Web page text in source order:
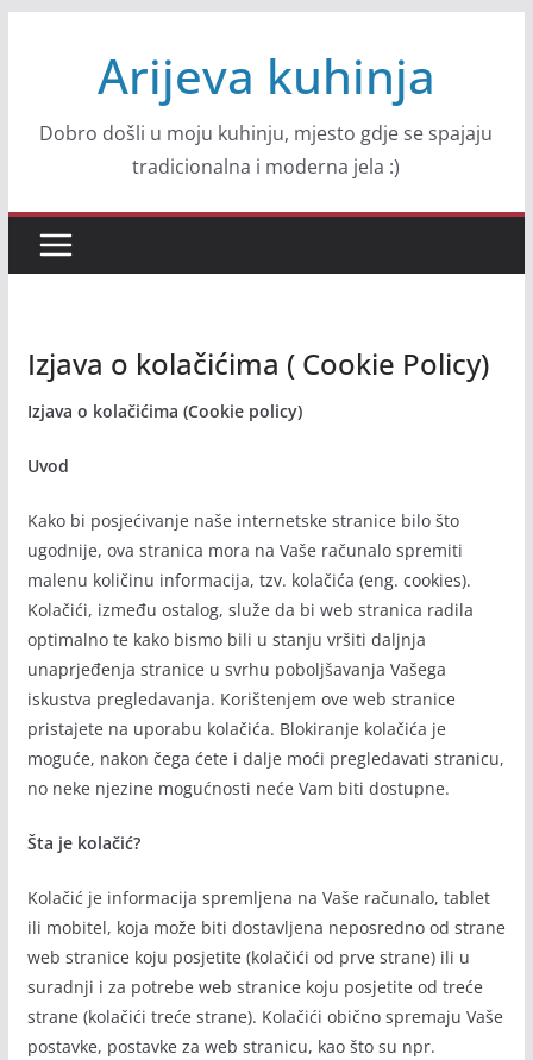
Arijeva kuhinja
Dobro došli u moju kuhinju, mjesto gdje se spajaju
tradicionalna i moderna jela :)
Izjava o kolačićima ( Cookie Policy)
Izjava o kolačićima (Cookie policy)
Uvod
Kako bi posjećivanje naše internetske stranice bilo što
ugodnije, ova stranica mora na Vaše računalo spremiti
malenu količinu informacija, tzv. kolačića (eng. cookies).
Kolačići, između ostalog, služe da bi web stranica radila
optimalno te kako bismo bili u stanju vršiti daljnja
unaprjeđenja stranice u svrhu poboljšavanja Vašega
iskustva pregledavanja. Korištenjem ove web stranice
pristajete na uporabu kolačića. Blokiranje kolačića je
moguće, nakon čega ćete i dalje moći pregledavati stranicu,
no neke njezine mogućnosti neće Vam biti dostupne.
Šta je kolačić?
Kolačić je informacija spremljena na Vaše računalo, tablet
ili mobitel, koja može biti dostavljena neposredno od strane
web stranice koju posjetite (kolačići od prve strane) ili u
suradnji i za potrebe web stranice koju posjetite od treće
strane (kolačići treće strane). Kolačići obično spremaju Vaše
postavke, postavke za web stranicu, kao što su npr.